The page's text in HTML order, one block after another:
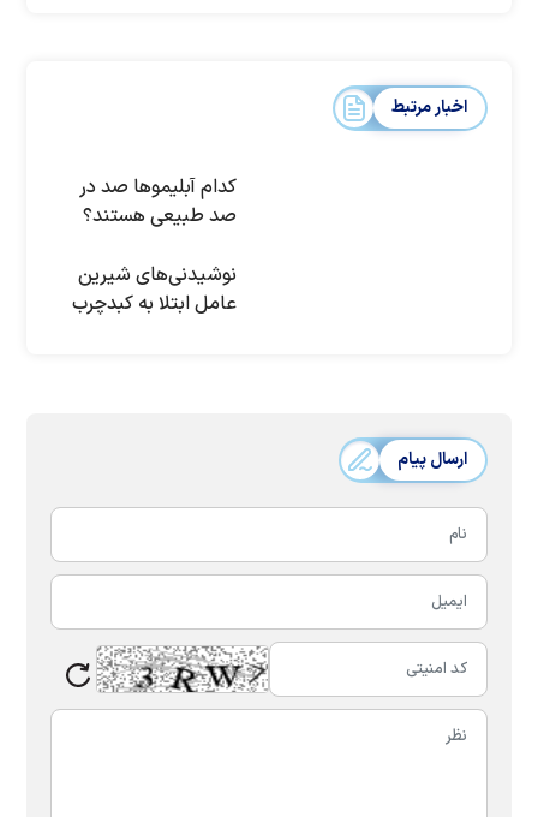
اخبار مرتبط
کدام آبلیموها صد در
صد طبیعی هستند؟
نوشیدنی‎های شیرین
عامل ابتلا به کبدچرب
ارسال پیام